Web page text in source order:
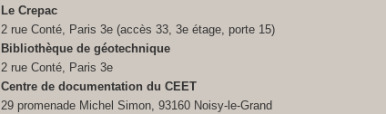
Le Crepac
2 rue Conté, Paris 3e (accès 33, 3e étage, porte 15)
Bibliothèque de géotechnique
2 rue Conté, Paris 3e
Centre de documentation du CEET
29 promenade Michel Simon, 93160 Noisy-le-Grand